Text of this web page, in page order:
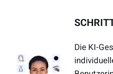
Die KI-